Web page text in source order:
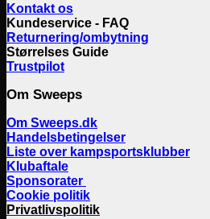
Kontakt os
Kundeservice - FAQ
Returnering/ombytning
Størrelses Guide
Trustpilot
Om Sweeps
Om Sweeps.dk
Handelsbetingelser
Liste over kampsportsklubber
Klubaftale
Sponsorater
Cookie politik
Privatlivspolitik